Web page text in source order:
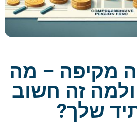
מקיפה – מה
זה חשוב
שלך?